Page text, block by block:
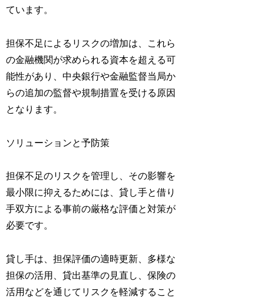
ています。
担保不足によるリスクの増加は、これら
の金融機関が求められる資本を超える可
能性があり、中央銀行や金融監督当局か
らの追加の監督や規制措置を受ける原因
となります。
ソリューションと予防策
担保不足のリスクを管理し、その影響を
最小限に抑えるためには、貸し手と借り
手双方による事前の厳格な評価と対策が
必要です。
貸し手は、担保評価の適時更新、多様な
担保の活用、貸出基準の見直し、保険の
活用などを通じてリスクを軽減すること